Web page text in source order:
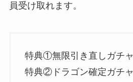
員受け取れます。
特典①無限引き直しガチャ
特典②ドラゴン確定ガチャ